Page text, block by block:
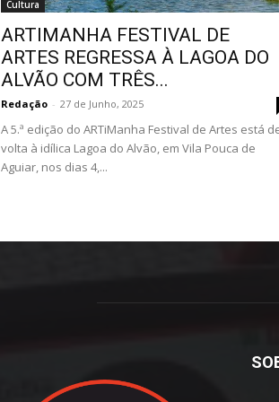
Cultura
ARTIMANHA FESTIVAL DE
ARTES REGRESSA À LAGOA DO
ALVÃO COM TRÊS...
Redação - 27 de Junho, 2025
A 5.ª edição do ARTiManha Festival de Artes está
volta à idílica Lagoa do Alvão, em Vila Pouca de
Aguiar, nos dias 4,...